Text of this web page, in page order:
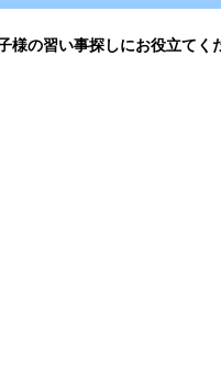
の習い事探しにお役立てく